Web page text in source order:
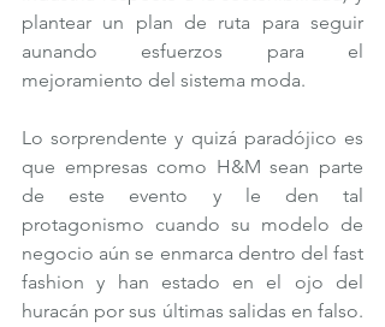
plantear un plan de ruta para seguir
aunando esfuerzos para el
mejoramiento del sistema moda.
Lo sorprendente y quizá paradójico es
que empresas como H&M sean parte
de este evento y le den tal
protagonismo cuando su modelo de
negocio aún se enmarca dentro del fast
fashion y han estado en el ojo del
huracán por sus últimas salidas en falso.